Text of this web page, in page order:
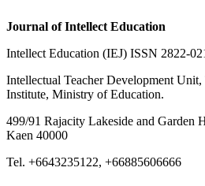
Journal of Intellect Education
Intellect Education (IEJ) ISSN 2822-
Intellectual Teacher Development
Institute, Ministry of Education.
499/91 Rajacity Lakeside and Garden
Kaen 40000
Tel. +6643235122, +66885606666